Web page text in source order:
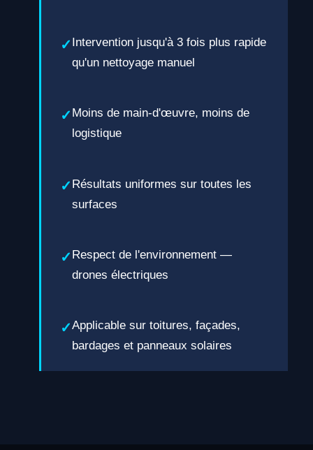
Intervention jusqu'à 3 fois plus rapide
qu'un nettoyage manuel
Moins de main-d'œuvre, moins de
logistique
Résultats uniformes sur toutes les
surfaces
Respect de l'environnement —
drones électriques
Applicable sur toitures, façades,
bardages et panneaux solaires